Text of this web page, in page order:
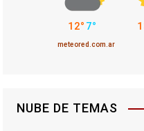
NUBE DE TEMAS